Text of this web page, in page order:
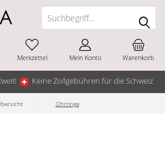
Keine Zollgebühren für die Schweiz
Warenkorb
Merkzettel Mein Konto
Ohrringe